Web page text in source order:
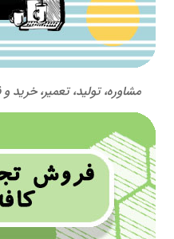
مشاوره، تولید، تعمیر،